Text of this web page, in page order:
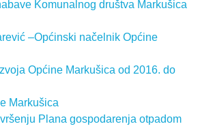
Komunalnog društva Markušica
–Općinski načelnik Općine
Općine Markušica od 2016. do
Markušica
Plana gospodarenja otpadom